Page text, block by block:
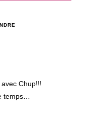
Chup!!!
temps…